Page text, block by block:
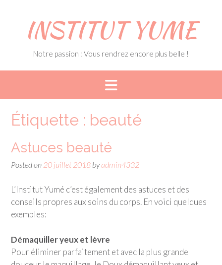
INSTITUT YUME
Notre passion : Vous rendrez encore plus belle !
Étiquette : beauté
Astuces beauté
Posted on 20 juillet 2018 byadmin4332
L’Institut Yumé c’est également des astuces et des
conseils propres aux soins du corps. En voici quelques
exemples:
Démaquiller yeux et lèvre
Pour éliminer parfaitement et avec la plus grande